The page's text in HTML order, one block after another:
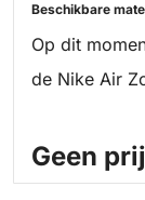
Beschikbare
Op dit
de Nike Air
Geen